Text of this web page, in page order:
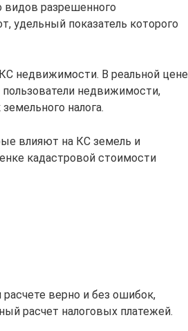
видов разрешенного
удельный показатель которого
недвижимости. В реальной цене
недвижимости,
налога.
влияют на КС земель и
кадастровой стоимости
верно и без ошибок,
расчет налоговых платежей.